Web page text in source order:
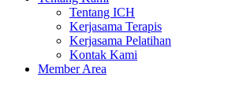
Tentang ICH
Kerjasama Terapis
Kerjasama Pelatihan
Kontak Kami
Member Area